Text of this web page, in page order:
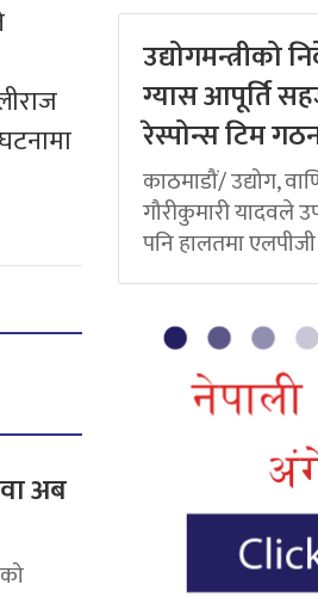
अब
उद्योगमन्त्रीको
ग्यास आपूर्ति
रेस्पोन्स टिम
काठमाडौं/ उद्योग,
गौरीकुमारी यादवले
पनि हालतमा